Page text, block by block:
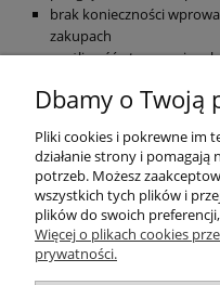
brak konieczności
zakupach
możliwość otrzymania
zarejestruj się
Dbamy o Twoją
Pliki cookies i pokrewne im
działanie strony i
potrzeb. Możesz
wszystkich tych plików i
plików do swoich
Więcej o plikach cookies
prywatności.